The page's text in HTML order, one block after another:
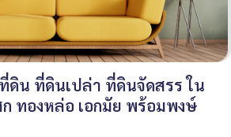
ดิน ที่ดินเปล่า ที่ดินจัดสรร ใน
ทองหล่อ เอกมัย พร้อมพงษ์